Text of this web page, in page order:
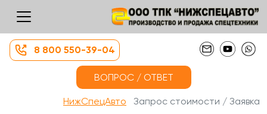
8 800 550-39-04
ВОПРОС / ОТВЕТ
НижСпецАвто Запрос стоимости / Заявка